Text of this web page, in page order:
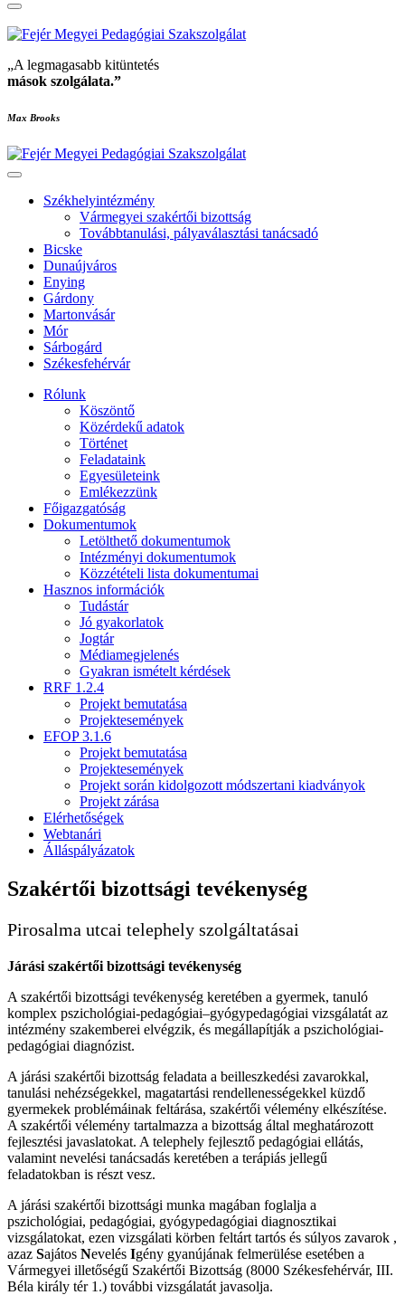
„A legmagasabb kitüntetés
mások szolgálata.”
Max Brooks
Székhelyintézmény
Vármegyei szakértői bizottság
Továbbtanulási, pályaválasztási tanácsadó
Bicske
Dunaújváros
Enying
Gárdony
Martonvásár
Mór
Sárbogárd
Székesfehérvár
Rólunk
Köszöntő
Közérdekű adatok
Történet
Feladataink
Egyesületeink
Emlékezzünk
Főigazgatóság
Dokumentumok
Letölthető dokumentumok
Intézményi dokumentumok
Közzétételi lista dokumentumai
Hasznos információk
Tudástár
Jó gyakorlatok
Jogtár
Médiamegjelenés
Gyakran ismételt kérdések
RRF 1.2.4
Projekt bemutatása
Projektesemények
EFOP 3.1.6
Projekt bemutatása
Projektesemények
Projekt során kidolgozott módszertani kiadványok
Projekt zárása
Elérhetőségek
Webtanári
Álláspályázatok
Szakértői bizottsági tevékenység
Pirosalma utcai telephely szolgáltatásai
Járási szakértői bizottsági tevékenység
A szakértői bizottsági tevékenység keretében a gyermek, tanuló
komplex pszichológiai-pedagógiai–gyógypedagógiai vizsgálatát az
intézmény szakemberei elvégzik, és megállapítják a pszichológiai-
pedagógiai diagnózist.
A járási szakértői bizottság feladata a beilleszkedési zavarokkal,
tanulási nehézségekkel, magatartási rendellenességekkel küzdő
gyermekek problémáinak feltárása, szakértői vélemény elkészítése.
A szakértői vélemény tartalmazza a bizottság által meghatározott
fejlesztési javaslatokat. A telephely fejlesztő pedagógiai ellátás,
valamint nevelési tanácsadás keretében a terápiás jellegű
feladatokban is részt vesz.
A járási szakértői bizottsági munka magában foglalja a
pszichológiai, pedagógiai, gyógypedagógiai diagnosztikai
vizsgálatokat, ezen vizsgálati körben feltárt tartós és súlyos zavarok ,
azaz Sajátos Nevelés Igény gyanújának felmerülése esetében a
Vármegyei illetőségű Szakértői Bizottság (8000 Székesfehérvár, III.
Béla király tér 1.) további vizsgálatát javasolja.